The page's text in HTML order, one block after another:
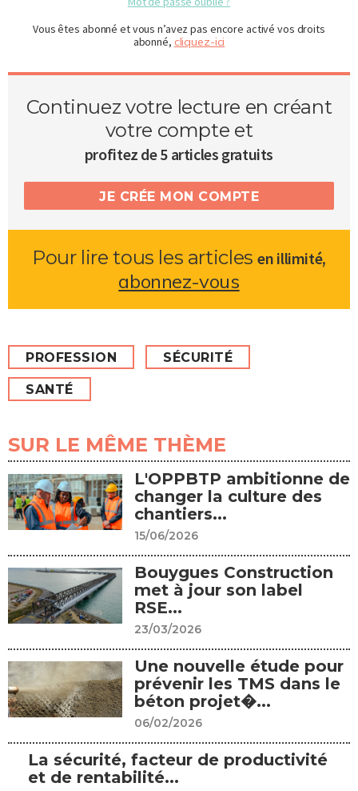
Vous êtes abonné et vous n’avez pas encore activé vos droits
abonné, cliquez-ici
Continuez votre lecture en créant
votre compte et
profitez de 5 articles gratuits
JE CRÉE MON COMPTE
Pour lire tous les articlesen illimité,
abonnez-vous
PROFESSION SÉCURITÉ
SANTÉ
SUR LE MÊME THÈME
L'OPPBTP ambitionne de
changer la culture des
chantiers...
15/06/2026
Bouygues Construction
met à jour son label
RSE...
23/03/2026
Une nouvelle étude pour
prévenir les TMS dans le
béton projet�...
06/02/2026
La sécurité, facteur de productivité
et de rentabilité...